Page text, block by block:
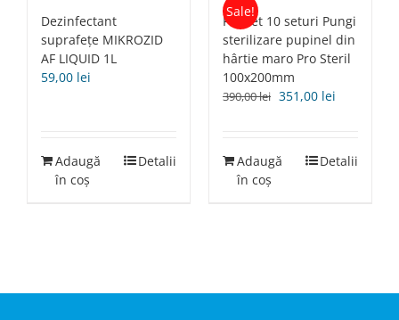
Dezinfectant
suprafețe MIKROZID
AF LIQUID 1L
59,00 lei
Adaugă
în coș
Detalii
Sale!
Pachet 10 seturi Pungi
sterilizare pupinel din
hârtie maro Pro Steril
100x200mm
390,00lei Prețul
390,00 lei.
351,00 lei
Adaugă
în coș
Detalii